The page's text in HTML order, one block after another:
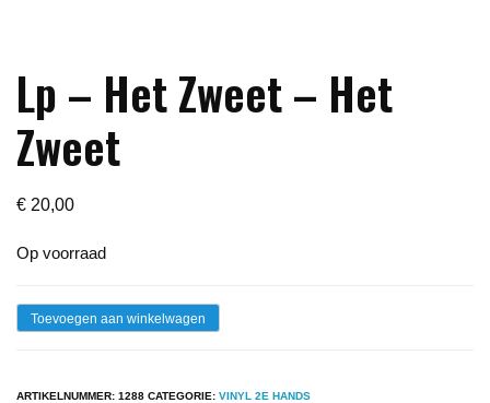
Lp – Het Zweet – Het
Zweet
€ 20,00
Op voorraad
LpToevoegen aan winkelwagen
ARTIKELNUMMER: 1288 CATEGORIE: VINYL 2E HANDS